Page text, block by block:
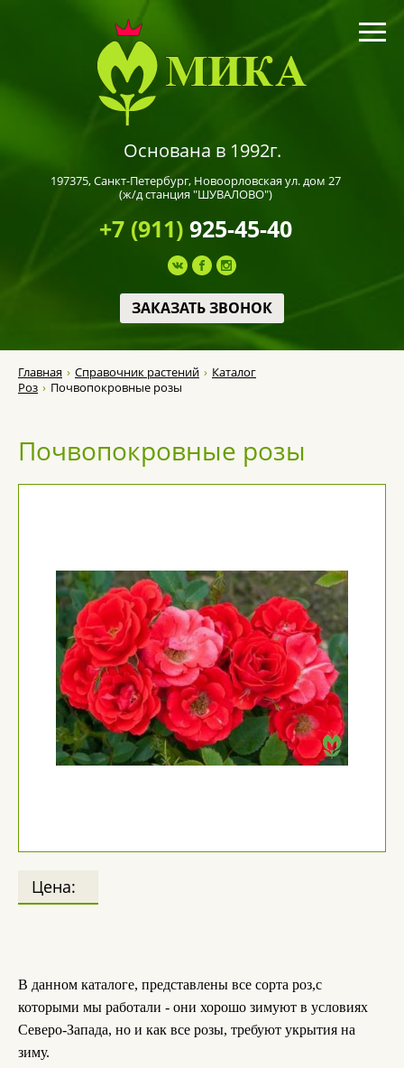
Основана в 1992г.
197375,Санкт-Петербург, Новоорловская ул. дом 27
(ж/д станция "ШУВАЛОВО")
+7 (911)925-45-40
ЗАКАЗАТЬ ЗВОНОК
Главная Справочник растений
Каталог
Роз
Почвопокровные розы
Почвопокровные розы
Цена:
В данном каталоге, представлены все сорта роз,с
которыми мы работали - они хорошо зимуют в условиях
Северо-Запада, но и как все розы, требуют укрытия на
зиму.